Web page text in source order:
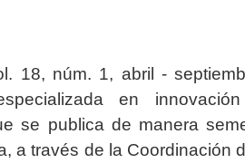
18, núm. 1, abril -
en
se publica de manera
a través de la Coordinación